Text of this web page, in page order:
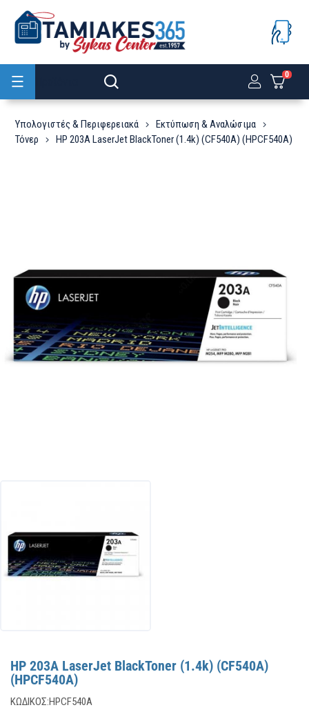
0
Υπολογιστές & Περιφερειακά
Εκτύπωση & Αναλώσιμα
Τόνερ
HP 203A LaserJet BlackToner (1.4k) (CF540A) (HPCF540A)
HP 203A LaserJet BlackToner (1.4k) (CF540A)
(HPCF540A)
ΚΩΔΙΚΌΣ:HPCF540A